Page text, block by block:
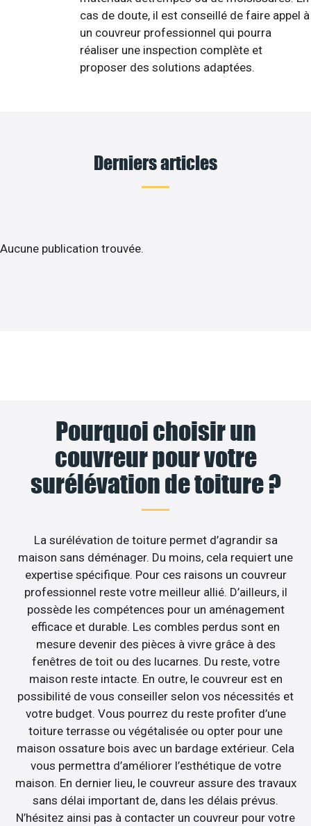
cas de doute, il est conseillé de faire appel à
un couvreur professionnel qui pourra
réaliser une inspection complète et
proposer des solutions adaptées.
Derniers articles
Aucune publication trouvée.
Pourquoi choisir un
couvreur pour votre
surélévation de toiture ?
La surélévation de toiture permet d’agrandir sa
maison sans déménager. Du moins, cela requiert une
expertise spécifique. Pour ces raisons un couvreur
professionnel reste votre meilleur allié. D’ailleurs, il
possède les compétences pour un aménagement
efficace et durable. Les combles perdus sont en
mesure devenir des pièces à vivre grâce à des
fenêtres de toit ou des lucarnes. Du reste, votre
maison reste intacte. En outre, le couvreur est en
possibilité de vous conseiller selon vos nécessités et
votre budget. Vous pourrez du reste profiter d’une
toiture terrasse ou végétalisée ou opter pour une
maison ossature bois avec un bardage extérieur. Cela
vous permettra d’améliorer l’esthétique de votre
maison. En dernier lieu, le couvreur assure des travaux
sans délai important de, dans les délais prévus.
N’hésitez ainsi pas à contacter un couvreur pour votre